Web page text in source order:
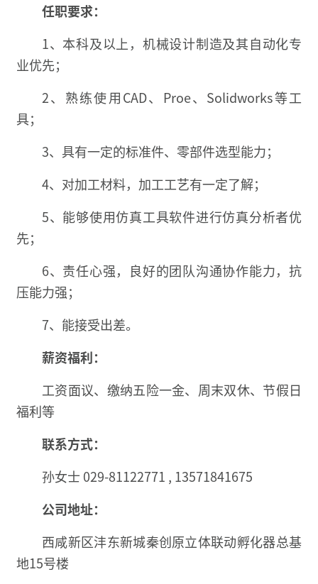
任职要求：
1、本科及以上，机械设计制造及其自动化专
业优先；
2、熟练使用CAD、Proe、Solidworks等工
具；
3、具有一定的标准件、零部件选型能力；
4、对加工材料，加工工艺有一定了解；
5、能够使用仿真工具软件进行仿真分析者优
先；
6、责任心强，良好的团队沟通协作能力，抗
压能力强；
7、能接受出差。
薪资福利：
工资面议、缴纳五险一金、周末双休、节假日
福利等
联系方式：
孙女士 029-81122771 , 13571841675
公司地址：
西咸新区沣东新城秦创原立体联动孵化器总基
地15号楼